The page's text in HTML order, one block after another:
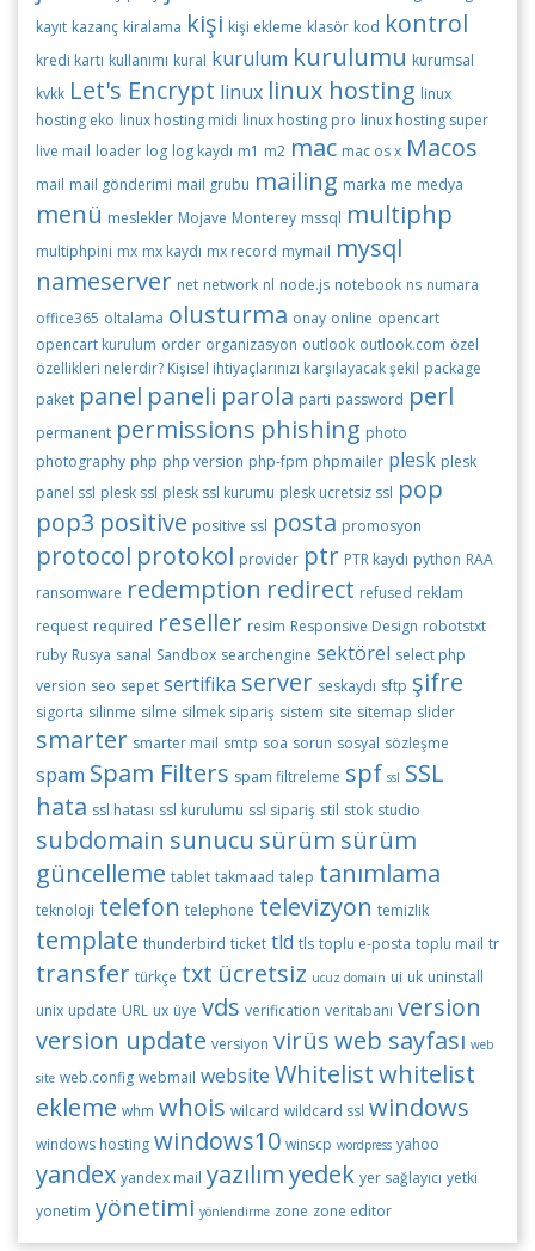
kayıt kazanç kiralama kişi kişi ekleme klasör kod kontrol
kredi kartı kullanımı kural kurulum kurulumu kurumsal
kvkk Let's Encrypt linux linux hosting linux
hosting eko linux hosting midi linux hosting pro linux hosting super
live mail loader log log kaydı m1 m2 mac mac os x Macos
mail mail gönderimi mail grubu mailing marka me medya
menü meslekler Mojave Monterey mssql multiphp
multiphpini mx mx kaydı mx record mymail mysql
nameserver net network nl node.js notebook ns numara
office365 oltalama olusturma onay online opencart
opencart kurulum order organizasyon outlook outlook.com özel
özellikleri nelerdir? Kişisel ihtiyaçlarınızı karşılayacak şekil package
paket panel paneli parola parti password perl
permanent permissions phishing photo
photography php php version php-fpm phpmailer plesk plesk
panel ssl plesk ssl plesk ssl kurumu plesk ucretsiz ssl pop
pop3 positive positive ssl posta promosyon
protocol protokol provider ptr PTR kaydı python RAA
ransomware redemption redirect refused reklam
request required reseller resim Responsive Design robotstxt
ruby Rusya sanal Sandbox searchengine sektörel select php
version seo sepet sertifika server seskaydı sftp şifre
sigorta silinme silme silmek sipariş sistem site sitemap slider
smarter smarter mail smtp soa sorun sosyal sözleşme
spam Spam Filters spam filtreleme spf ssl SSL
hata ssl hatası ssl kurulumu ssl sipariş stil stok studio
subdomain sunucu sürüm sürüm
güncelleme tablet takmaad talep tanımlama
teknoloji telefon telephone televizyon temizlik
template thunderbird ticket tld tls toplu e-posta toplu mail tr
transfer türkçe txt ücretsiz ucuz domain ui uk uninstall
unix update URL ux üye vds verification veritabanı version
version update versiyon virüsweb sayfası web
site web.config webmail website Whitelistwhitelist
ekleme whm whois wilcard wildcard ssl windows
windows hosting windows10 winscp wordpress yahoo
yandex yandex mail yazılımyedek yer sağlayıcı yetki
yonetim yönetimi yönlendirme zone zone editor